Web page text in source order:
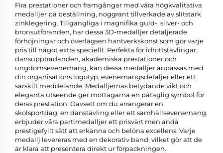
Fira prestationer och framgångar med våra högkvalitativa
medalljer på beställning, noggrant tillverkade av slitstark
zinklegering. Tillgängliga i magnifika guld-, silver- och
bronsutföranden, har dessa 3D-medalljer detaljerade
förhöjningar och överlägsen hantverkskonst som gör varje
pris till något extra speciellt. Perfekta för idrottstävlingar,
dansuppträdanden, akademiska prestationer och
ungdomsevenemang, kan dessa medalljer anpassas med
din organisations logotyp, evenemangsdetaljer eller ett
särskilt meddelande. Medalljernas betydande vikt och
eleganta utseende ger mottagarna en påtaglig symbol för
deras prestation. Oavsett om du arrangerar en
skolsportdag, en danstävling eller ett samhällsevenemang,
erbjuder våra partimedalljer ett prisvärt men ändå
prestigefyllt sätt att erkänna och belöna excellens. Varje
medallj levereras med en dekorativ band, vilket gör att de
är klara att presentera direkt ur förpackningen.